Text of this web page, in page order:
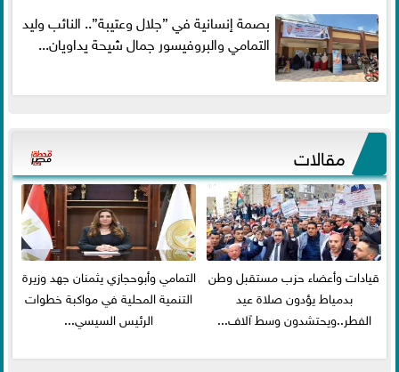
بصمة إنسانية في ”جلال وعتيبة”.. النائب وليد
التمامي والبروفيسور جمال شيحة يداويان...
مقالات
قيادات وأعضاء حزب مستقبل وطن
بدمياط يؤدون صلاة عيد
الفطر..ويحتشدون وسط آلاف...
التمامي وأبوحجازي يثمنان جهد وزيرة
التنمية المحلية في مواكبة خطوات
الرئيس السيسي...